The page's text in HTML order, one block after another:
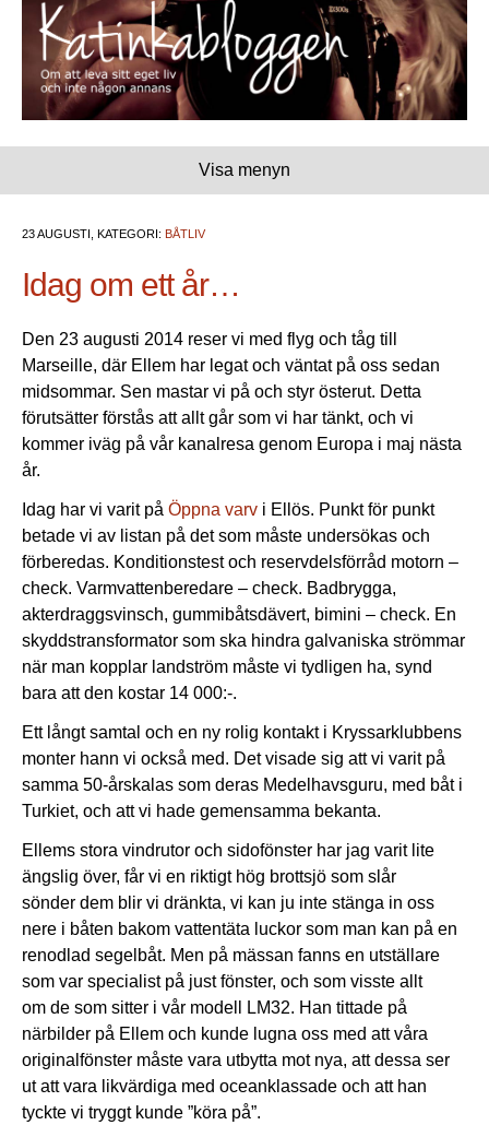
Visa menyn
23 AUGUSTI, KATEGORI: BÅTLIV
Idag om ett år…
Den 23 augusti 2014 reser vi med flyg och tåg till
Marseille, där Ellem har legat och väntat på oss sedan
midsommar. Sen mastar vi på och styr österut. Detta
förutsätter förstås att allt går som vi har tänkt, och vi
kommer iväg på vår kanalresa genom Europa i maj nästa
år.
Idag har vi varit på Öppna varv i Ellös. Punkt för punkt
betade vi av listan på det som måste undersökas och
förberedas. Konditionstest och reservdelsförråd motorn –
check. Varmvattenberedare – check. Badbrygga,
akterdraggsvinsch, gummibåtsdävert, bimini – check. En
skyddstransformator som ska hindra galvaniska strömmar
när man kopplar landström måste vi tydligen ha, synd
bara att den kostar 14 000:-.
Ett långt samtal och en ny rolig kontakt i Kryssarklubbens
monter hann vi också med. Det visade sig att vi varit på
samma 50-årskalas som deras Medelhavsguru, med båt i
Turkiet, och att vi hade gemensamma bekanta.
Ellems stora vindrutor och sidofönster har jag varit lite
ängslig över, får vi en riktigt hög brottsjö som slår
sönder dem blir vi dränkta, vi kan ju inte stänga in oss
nere i båten bakom vattentäta luckor som man kan på en
renodlad segelbåt. Men på mässan fanns en utställare
som var specialist på just fönster, och som visste allt
om de som sitter i vår modell LM32. Han tittade på
närbilder på Ellem och kunde lugna oss med att våra
originalfönster måste vara utbytta mot nya, att dessa ser
ut att vara likvärdiga med oceanklassade och att han
tyckte vi tryggt kunde ”köra på”.